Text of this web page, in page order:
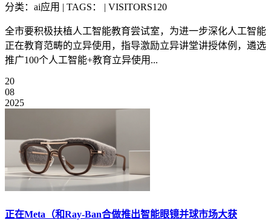
分类：ai应用 | TAGS： | VISITORS120
全市要积极扶植人工智能教育尝试室，为进一步深化人工智能
正在教育范畴的立异使用，指导激励立异讲堂讲授体例，遴选
推广100个人工智能+教育立异使用...
20
08
2025
正在Meta（和Ray-Ban合做推出智能眼镜并球市场大获